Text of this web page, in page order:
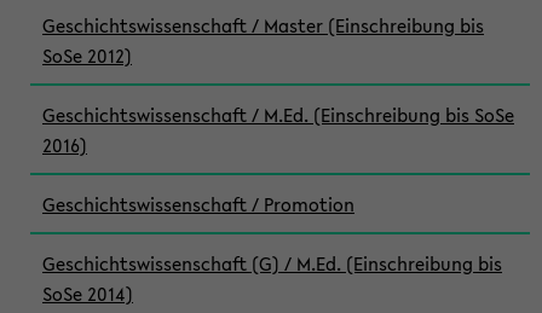
Geschichtswissenschaft / Master (Einschreibung bis
SoSe 2012)
Geschichtswissenschaft / M.Ed. (Einschreibung bis SoSe
2016)
Geschichtswissenschaft / Promotion
Geschichtswissenschaft (G) / M.Ed. (Einschreibung bis
SoSe 2014)